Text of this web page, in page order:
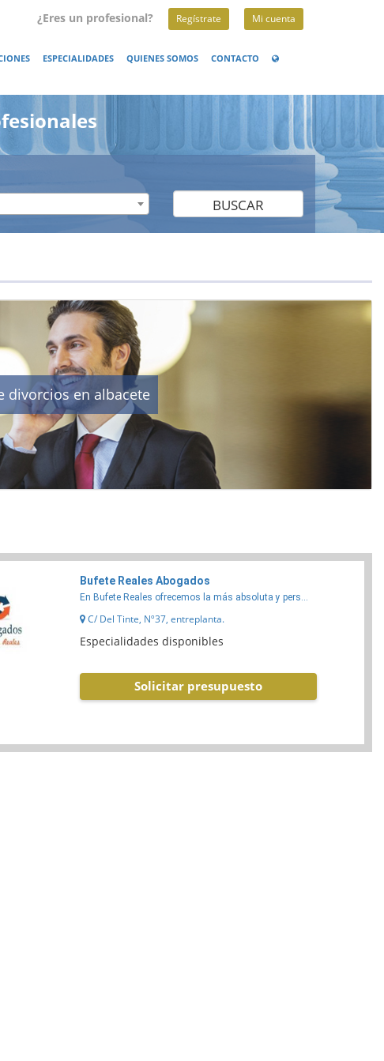
¿Eres un profesional? Regístrate Mi cuenta
ESPECIALIDADES QUIENES SOMOS CONTACTO
BUSCAR
divorcios en albacete
Bufete Reales Abogados
En Bufete Reales ofrecemos la más absoluta y pers...
C/ Del Tinte, Nº37, entreplanta.
Especialidades disponibles
Solicitar presupuesto